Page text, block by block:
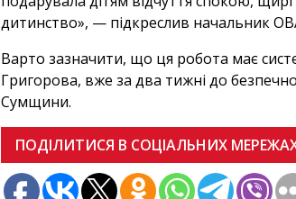
дитинство», — підкреслив начальник
Варто зазначити, що ця робота має
Григорова, вже за два тижні до
Сумщини.
ПОДІЛИТИСЯ В СОЦІАЛЬНИХ